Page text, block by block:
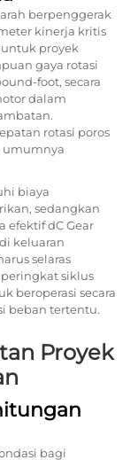
berpenggerak
kinerja kritis
proyek
gaya rotasi
foot, secara
dalam
rotasi poros
umumnya
biaya
sedangkan
efektifdC Gear
keluaran
selaras
siklus
beroperasi secara
beban tertentu.
Proyek
bagi